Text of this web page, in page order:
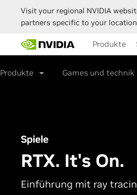
Visit your regional NVIDIA
partners specific to your
Produkte
Produkte Games und technik
Spiele
RTX. It's On.
Einführung mit ray